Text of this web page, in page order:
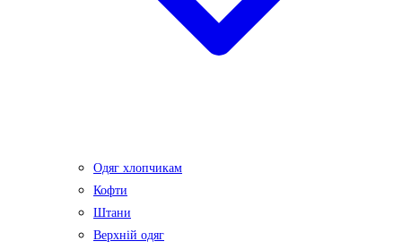
Одяг хлопчикам
Кофти
Штани
Верхній одяг